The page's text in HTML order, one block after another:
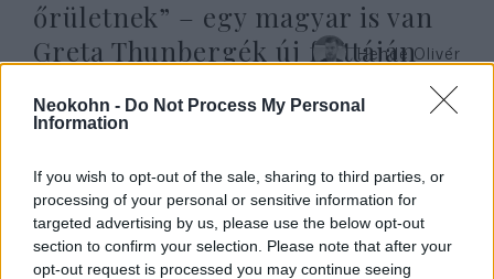
Neokohn - Do Not Process My Personal
Information
If you wish to opt-out of the sale, sharing to third parties, or
processing of your personal or sensitive information for
targeted advertising by us, please use the below opt-out
section to confirm your selection. Please note that after your
opt-out request is processed you may continue seeing
őrületnek” – egy magyar is van
Greta Thunbergék új flottáján
Hende Olivér
2026. április 24.